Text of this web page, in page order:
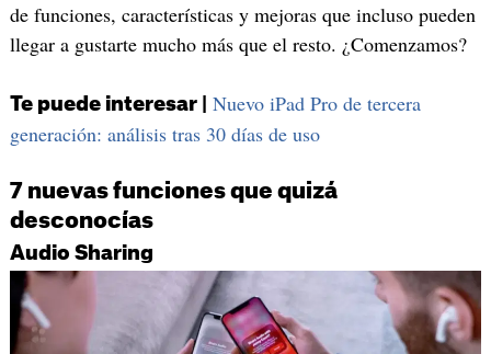
de funciones, características y mejoras que incluso pueden
llegar a gustarte mucho más que el resto. ¿Comenzamos?
Te puede interesar |
Nuevo iPad Pro de tercera
generación: análisis tras 30 días de uso
7 nuevas funciones que quizá
desconocías
Audio Sharing